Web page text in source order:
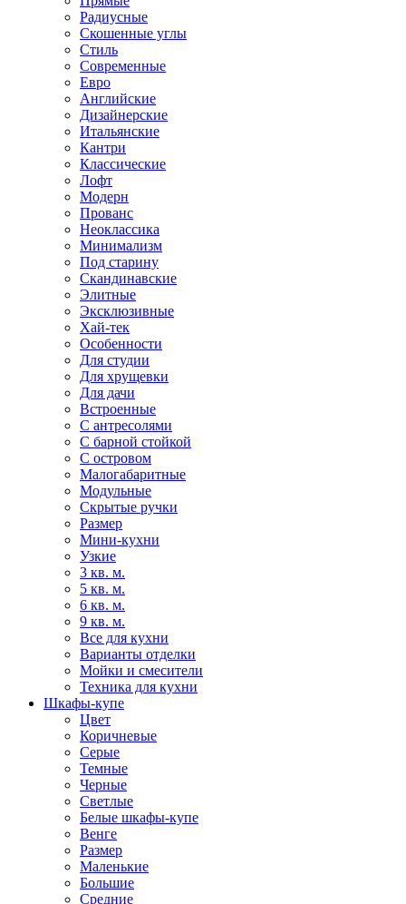
Радиусные
Скошенные углы
Стиль
Современные
Евро
Английские
Дизайнерские
Итальянские
Кантри
Классические
Лофт
Модерн
Прованс
Неоклассика
Минимализм
Под старину
Скандинавские
Элитные
Эксклюзивные
Хай-тек
Особенности
Для студии
Для хрущевки
Для дачи
Встроенные
С антресолями
С барной стойкой
С островом
Малогабаритные
Модульные
Скрытые ручки
Размер
Мини-кухни
Узкие
3 кв. м.
5 кв. м.
6 кв. м.
9 кв. м.
Все для кухни
Варианты отделки
Мойки и смесители
Техника для кухни
Шкафы-купе
Цвет
Коричневые
Серые
Темные
Черные
Светлые
Белые шкафы-купе
Венге
Размер
Маленькие
Большие
Средние